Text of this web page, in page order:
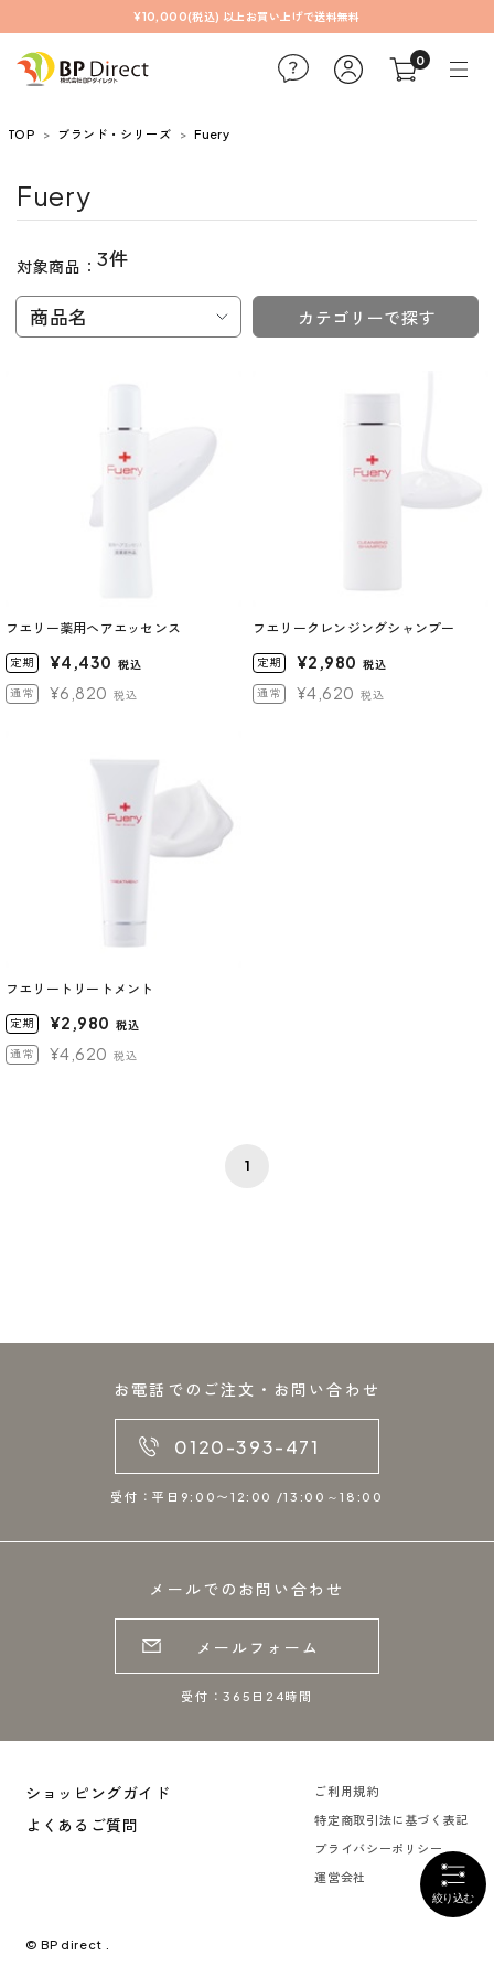
¥10,000(税込) 以上お買い上げで送料無料
0
TOP ブランド・シリーズ Fuery
Fuery
対象商品：3件
商品名 カテゴリーで探す
フエリー薬用ヘアエッセンス
定期 ¥4,430 税込
通常 ¥6,820 税込
フエリークレンジングシャンプー
定期 ¥2,980 税込
通常 ¥4,620 税込
フエリートリートメント
定期 ¥2,980 税込
通常 ¥4,620 税込
1
お電話でのご注文・お問い合わせ
0120-393-471
受付：平日9:00〜12:00 /13:00～18:00
メールでのお問い合わせ
メールフォーム
受付：365日24時間
ショッピングガイド
よくあるご質問
ご利用規約
特定商取引法に基づく表記
プライバシーポリシー
運営会社
© BP direct .